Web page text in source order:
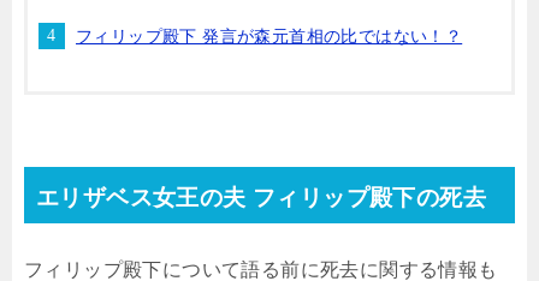
フィリップ殿下 発言が森元首相の比ではない！？
エリザベス女王の夫 フィリップ殿下の死去
フィリップ殿下について語る前に死去に関する情報も